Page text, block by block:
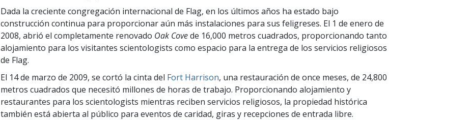
Dada la creciente congregación internacional de Flag, en los últimos años ha estado bajo
construcción continua para proporcionar aún más instalaciones para sus feligreses. El 1 de enero de
2008, abrió el completamente renovado Oak Covede 16,000 metros cuadrados, proporcionando tanto
alojamiento para los visitantes scientologists como espacio para la entrega de los servicios religiosos
de Flag.
El 14 de marzo de 2009, se cortó la cinta del Fort Harrison, una restauración de once meses, de 24,800
metros cuadrados que necesitó millones de horas de trabajo. Proporcionando alojamiento y
restaurantes para los scientologists mientras reciben servicios religiosos, la propiedad histórica
también está abierta al público para eventos de caridad, giras y recepciones de entrada libre.